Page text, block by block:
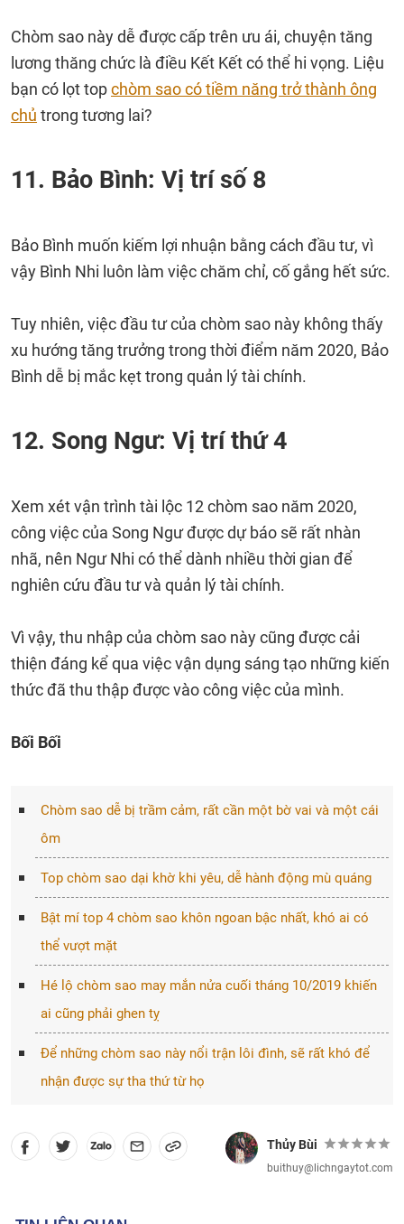
Chòm sao này dễ được cấp trên ưu ái, chuyện tăng
lương thăng chức là điều Kết Kết có thể hi vọng. Liệu
bạn có lọt topchòm sao có tiềm năng trở thành ông
chủ trong tương lai?
11. Bảo Bình: Vị trí số 8
Bảo Bình muốn kiếm lợi nhuận bằng cách đầu tư, vì
vậy Bình Nhi luôn làm việc chăm chỉ, cố gắng hết sức.
Tuy nhiên, việc đầu tư của chòm sao này không thấy
xu hướng tăng trưởng trong thời điểm năm 2020, Bảo
Bình dễ bị mắc kẹt trong quản lý tài chính.
12. Song Ngư: Vị trí thứ 4
Xem xét vận trình tài lộc 12 chòm sao năm 2020,
công việc của Song Ngư được dự báo sẽ rất nhàn
nhã, nên Ngư Nhi có thể dành nhiều thời gian để
nghiên cứu đầu tư và quản lý tài chính.
Vì vậy, thu nhập của chòm sao này cũng được cải
thiện đáng kể qua việc vận dụng sáng tạo những kiến
thức đã thu thập được vào công việc của mình.
Bối Bối
Chòm sao dễ bị trầm cảm, rất cần một bờ vai và một cái
ôm
Top chòm sao dại khờ khi yêu, dễ hành động mù quáng
Bật mí top 4 chòm sao khôn ngoan bậc nhất, khó ai có
thể vượt mặt
Hé lộ chòm sao may mắn nửa cuối tháng 10/2019 khiến
ai cũng phải ghen tỵ
Để những chòm sao này nổi trận lôi đình, sẽ rất khó để
nhận được sự tha thứ từ họ
Thủy Bùi
buithuy@lichngaytot.com